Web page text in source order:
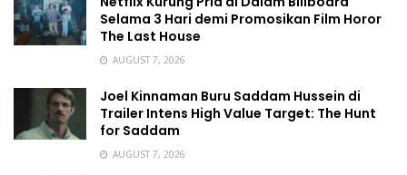
Selama 3 Hari demi Promosikan Film Horor
The Last House
AUGUST 7, 2026
Joel Kinnaman Buru Saddam Hussein di
Trailer Intens High Value Target: The Hunt
for Saddam
AUGUST 7, 2026